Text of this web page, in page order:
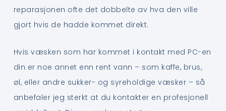
reparasjonen ofte det dobbelte av hva den ville
gjort hvis de hadde kommet direkt.
Hvis væsken som har kommet i kontakt med PC-en
din er noe annet enn rent vann – som kaffe, brus,
øl, eller andre sukker- og syreholdige væsker – så
anbefaler jeg sterkt at du kontakter en profesjonell